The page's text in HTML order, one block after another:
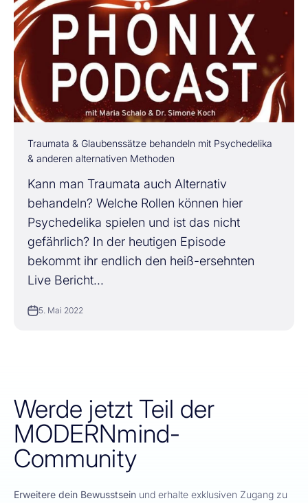
Traumata & Glaubenssätze behandeln mit Psychedelika
& anderen alternativen Methoden
Kann man Traumata auch Alternativ
behandeln? Welche Rollen können hier
Psychedelika spielen und ist das nicht
gefährlich? In der heutigen Episode
bekommt ihr endlich den heiß-ersehnten
Live Bericht...
5. Mai 2022
Werde jetzt Teil der
MODERNmind-
Community
Erweitere dein Bewusstsein und erhalte exklusiven Zugang zu